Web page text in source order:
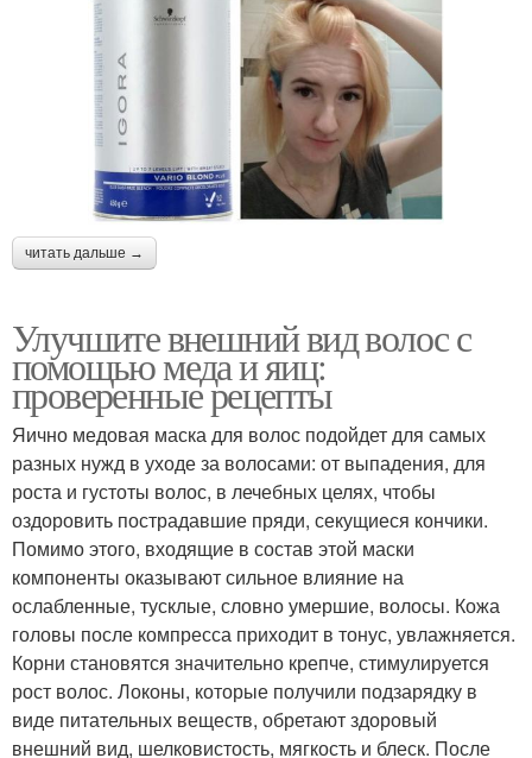
читать дальше →
Улучшите внешний вид волос с
помощью меда и яиц:
проверенные рецепты
Яично медовая маска для волос подойдет для самых
разных нужд в уходе за волосами: от выпадения, для
роста и густоты волос, в лечебных целях, чтобы
оздоровить пострадавшие пряди, секущиеся кончики.
Помимо этого, входящие в состав этой маски
компоненты оказывают сильное влияние на
ослабленные, тусклые, словно умершие, волосы. Кожа
головы после компресса приходит в тонус, увлажняется.
Корни становятся значительно крепче, стимулируется
рост волос. Локоны, которые получили подзарядку в
виде питательных веществ, обретают здоровый
внешний вид, шелковистость, мягкость и блеск. После